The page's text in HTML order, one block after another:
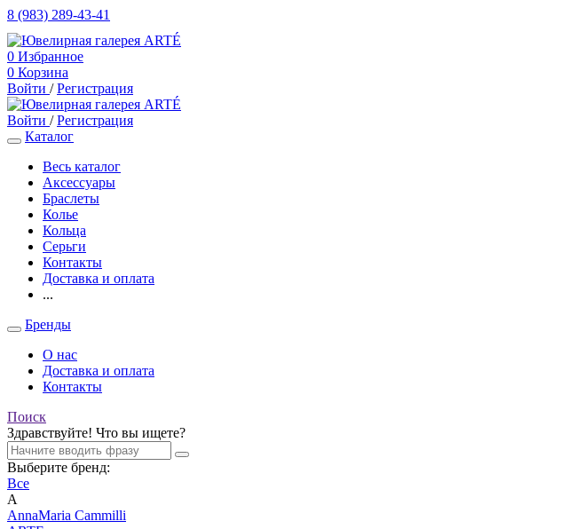
8 (983) 289-43-41
0 Избранное
0 Корзина
Войти / Регистрация
Войти / Регистрация
Каталог
Весь каталог
Аксессуары
Браслеты
Колье
Кольца
Серьги
Контакты
Доставка и оплата
...
Бренды
О нас
Доставка и оплата
Контакты
Поиск
Здравствуйте! Что вы ищете?
Выберите бренд:
Все
A
AnnaMaria Cammilli